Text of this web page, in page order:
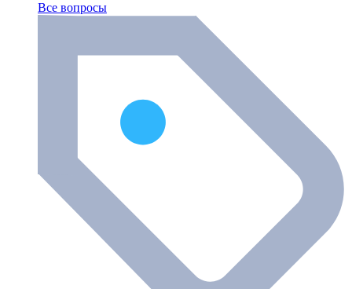
Все вопросы